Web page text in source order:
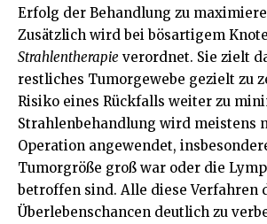
Erfolg der Behandlung zu
Zusätzlich wird bei bösartigem
Strahlentherapie verordnet. Sie zielt
restliches Tumorgewebe gezielt zu
Risiko eines Rückfalls weiter zu
Strahlenbehandlung wird meistens
Operation angewendet,
Tumorgröße groß war oder die
betroffen sind. Alle diese Verfahren
Überlebenschancen deutlich zu